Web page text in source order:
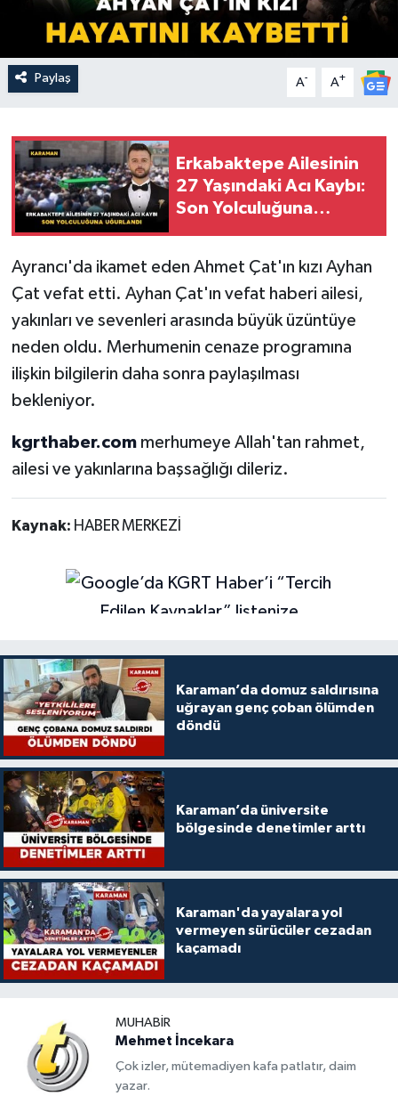
Paylaş A- A+
Erkabaktepe Ailesinin
27 Yaşındaki Acı Kaybı:
Son Yolculuğuna
Ayrancı'da ikamet eden Ahmet Çat'ın kızı Ayhan
Çat vefat etti. Ayhan Çat'ın vefat haberi ailesi,
yakınları ve sevenleri arasında büyük üzüntüye
neden oldu. Merhumenin cenaze programına
ilişkin bilgilerin daha sonra paylaşılması
bekleniyor.
kgrthaber.commerhumeye Allah'tan rahmet,
ailesi ve yakınlarına başsağlığı dileriz.
Kaynak: HABER MERKEZİ
Karaman’da domuz saldırısına
uğrayan genç çoban ölümden
döndü
Karaman’da üniversite
bölgesinde denetimler arttı
Karaman'da yayalara yol
vermeyen sürücüler cezadan
kaçamadı
MUHABIR
Mehmet İncekara
Çok izler, mütemadiyen kafa patlatır, daim
yazar.